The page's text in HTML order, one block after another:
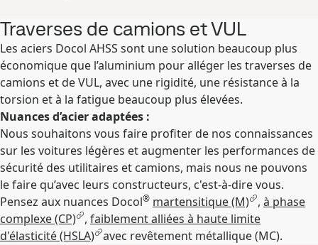
Traverses de camions et VUL
Les aciers Docol AHSS sont une solution beaucoup plus
économique que l’aluminium pour alléger les traverses de
camions et de VUL, avec une rigidité, une résistance à la
torsion et à la fatigue beaucoup plus élevées.
Nuances d’acier adaptées :
Nous souhaitons vous faire profiter de nos connaissances
sur les voitures légères et augmenter les performances de
sécurité des utilitaires et camions, mais nous ne pouvons
le faire qu’avec leurs constructeurs, c'est-à-dire vous.
Pensez aux nuances Docol® martensitique (M) , à phase
complexe (CP) , faiblement alliées à haute limite
d'élasticité (HSLA) avec revêtement métallique (MC).